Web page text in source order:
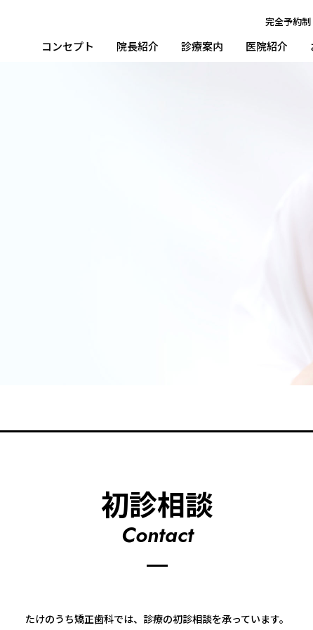
完全予約
コンセプト 院長紹介 診療案内 医院紹介
初診相談
Contact
たけのうち矯正歯科では、診療の初診相談を承っています。